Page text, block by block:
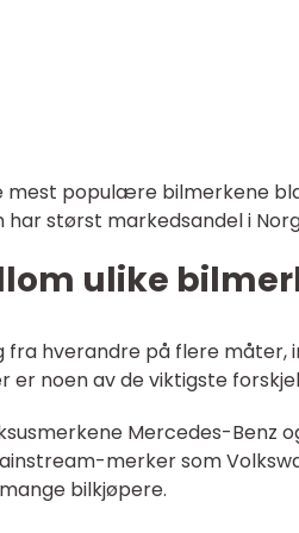
mest populære bilmerkene
størst markedsandel i
ulike
fra hverandre på flere måter,
er noen av de viktigste
Mercedes-Benz
merker som
bilkjøpere.